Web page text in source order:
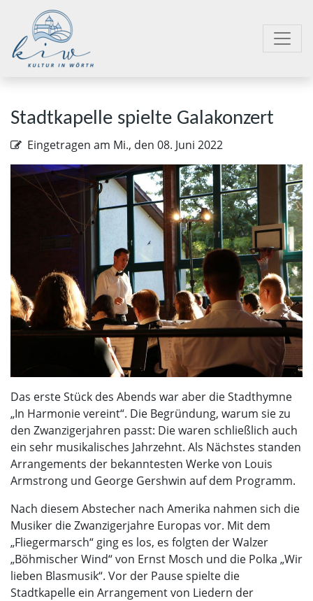
Stadtkapelle spielte Galakonzert
Eingetragen am Mi., den 08. Juni 2022
Das erste Stück des Abends war aber die Stadthymne
„In Harmonie vereint“. Die Begründung, warum sie zu
den Zwanzigerjahren passt: Die waren schließlich auch
ein sehr musikalisches Jahrzehnt. Als Nächstes standen
Arrangements der bekanntesten Werke von Louis
Armstrong und George Gershwin auf dem Programm.
Nach diesem Abstecher nach Amerika nahmen sich die
Musiker die Zwanzigerjahre Europas vor. Mit dem
„Fliegermarsch“ ging es los, es folgten der Walzer
„Böhmischer Wind“ von Ernst Mosch und die Polka „Wir
lieben Blasmusik“. Vor der Pause spielte die
Stadtkapelle ein Arrangement von Liedern der